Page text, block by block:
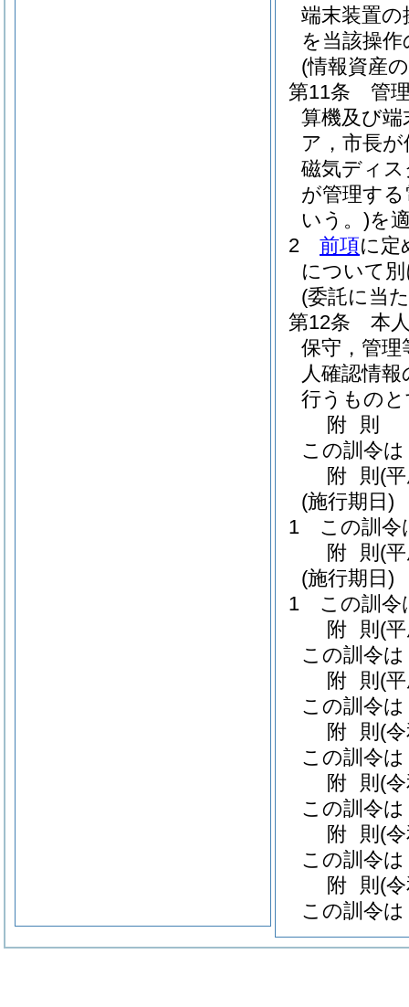
端末装置
を当該操
(情報資産
第11条
管
算機及び
ア，市長
磁気ディ
が管理す
いう。)を
2
前項に定
について
(委託に当
第12条
本
保守，管
人確認情
行うもの
附 則
この訓令
附 則 (
(施行期日)
1
この訓令
附 則 (
(施行期日)
1
この訓令
附 則 (
この訓令
附 則 (
この訓令
附 則 (
この訓令
附 則 (
この訓令
附 則 (
この訓令
附 則 (
この訓令